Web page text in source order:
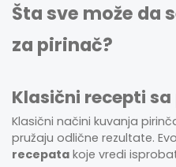
Šta sve može da
za pirinač?
Klasični recepti
Klasični načini kuvanja
pružaju odlične rezultate.
recepata koje vredi